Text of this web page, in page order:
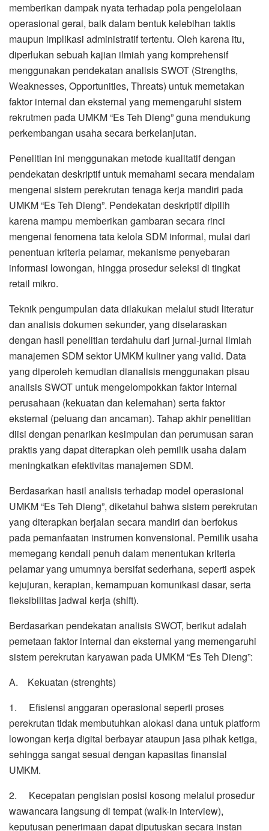
memberikan dampak nyata terhadap pola pengelolaan
operasional gerai, baik dalam bentuk kelebihan taktis
maupun implikasi administratif tertentu. Oleh karena itu,
diperlukan sebuah kajian ilmiah yang komprehensif
menggunakan pendekatan analisis SWOT (Strengths,
Weaknesses, Opportunities, Threats) untuk memetakan
faktor internal dan eksternal yang memengaruhi sistem
rekrutmen pada UMKM “Es Teh Dieng” guna mendukung
perkembangan usaha secara berkelanjutan.
Penelitian ini menggunakan metode kualitatif dengan
pendekatan deskriptif untuk memahami secara mendalam
mengenai sistem perekrutan tenaga kerja mandiri pada
UMKM “Es Teh Dieng”. Pendekatan deskriptif dipilih
karena mampu memberikan gambaran secara rinci
mengenai fenomena tata kelola SDM informal, mulai dari
penentuan kriteria pelamar, mekanisme penyebaran
informasi lowongan, hingga prosedur seleksi di tingkat
retail mikro.
Teknik pengumpulan data dilakukan melalui studi literatur
dan analisis dokumen sekunder, yang diselaraskan
dengan hasil penelitian terdahulu dari jurnal-jurnal ilmiah
manajemen SDM sektor UMKM kuliner yang valid. Data
yang diperoleh kemudian dianalisis menggunakan pisau
analisis SWOT untuk mengelompokkan faktor internal
perusahaan (kekuatan dan kelemahan) serta faktor
eksternal (peluang dan ancaman). Tahap akhir penelitian
diisi dengan penarikan kesimpulan dan perumusan saran
praktis yang dapat diterapkan oleh pemilik usaha dalam
meningkatkan efektivitas manajemen SDM.
Berdasarkan hasil analisis terhadap model operasional
UMKM “Es Teh Dieng”, diketahui bahwa sistem perekrutan
yang diterapkan berjalan secara mandiri dan berfokus
pada pemanfaatan instrumen konvensional. Pemilik usaha
memegang kendali penuh dalam menentukan kriteria
pelamar yang umumnya bersifat sederhana, seperti aspek
kejujuran, kerapian, kemampuan komunikasi dasar, serta
fleksibilitas jadwal kerja (shift).
Berdasarkan pendekatan analisis SWOT, berikut adalah
pemetaan faktor internal dan eksternal yang memengaruhi
sistem perekrutan karyawan pada UMKM “Es Teh Dieng”:
A. Kekuatan (strenghts)
1. Efisiensi anggaran operasional seperti proses
perekrutan tidak membutuhkan alokasi dana untuk platform
lowongan kerja digital berbayar ataupun jasa pihak ketiga,
sehingga sangat sesuai dengan kapasitas finansial
UMKM.
2. Kecepatan pengisian posisi kosong melalui prosedur
wawancara langsung di tempat (walk-in interview),
keputusan penerimaan dapat diputuskan secara instan